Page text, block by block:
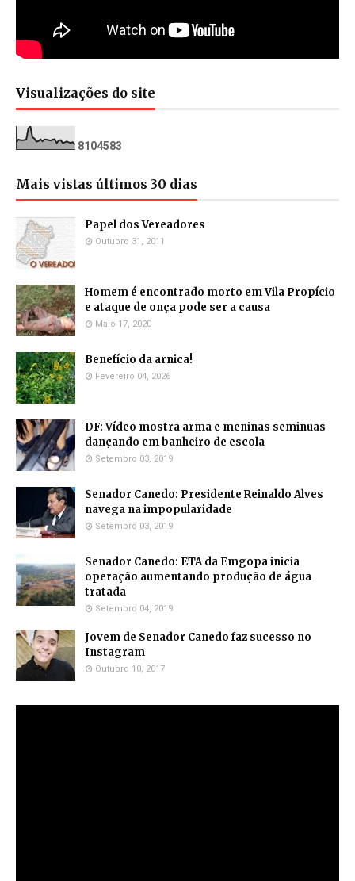
Visualizações do site
81 04583
Mais vistas últimos 30 dias
Papel dos Vereadores
Outubro 31, 2011
Homem é encontrado morto em Vila Propício
e ataque de onça pode ser a causa
Maio 17, 2020
Benefício da arnica!
Fevereiro 04, 2026
DF: Vídeo mostra arma e meninas seminuas
dançando em banheiro de escola
Setembro 03, 2019
Senador Canedo: Presidente Reinaldo Alves
navega na impopularidade
Setembro 03, 2019
Senador Canedo: ETA da Emgopa inicia
operação aumentando produção de água
tratada
Setembro 04, 2019
Jovem de Senador Canedo faz sucesso no
Instagram
Outubro 10, 2017